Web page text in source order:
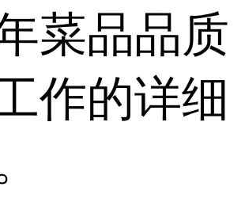
菜品品质
作的详细